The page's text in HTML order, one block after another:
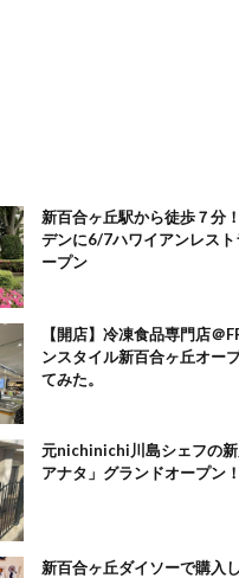
新百合ヶ丘駅から徒歩７分
デンに6/7ハワイアンレスト
ープン
【開店】冷凍食品専門店＠
ンスタイル新百合ヶ丘オー
てみた。
元nichinichi川島シェフの新
アナタ」グランドオープン！
新百合ヶ丘ダイソーで購入